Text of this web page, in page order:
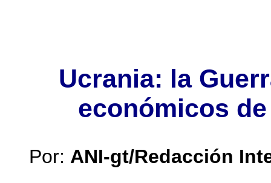
Ucrania: la
económicos
Por: ANI-gt/Redacción